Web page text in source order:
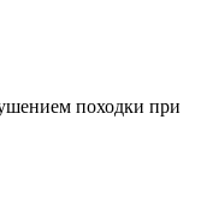
походки при